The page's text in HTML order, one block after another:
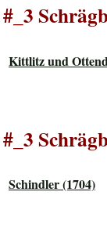
#_3
Kittlitz und
#_3
Schindler (1704)